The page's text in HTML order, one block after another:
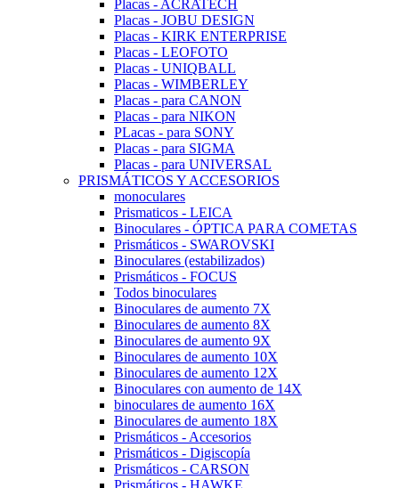
Placas - ACRATECH
Placas - JOBU DESIGN
Placas - KIRK ENTERPRISE
Placas - LEOFOTO
Placas - UNIQBALL
Placas - WIMBERLEY
Placas - para CANON
Placas - para NIKON
PLacas - para SONY
Placas - para SIGMA
Placas - para UNIVERSAL
PRISMÁTICOS Y ACCESORIOS
monoculares
Prismaticos - LEICA
Binoculares - ÓPTICA PARA COMETAS
Prismáticos - SWAROVSKI
Binoculares (estabilizados)
Prismáticos - FOCUS
Todos binoculares
Binoculares de aumento 7X
Binoculares de aumento 8X
Binoculares de aumento 9X
Binoculares de aumento 10X
Binoculares de aumento 12X
Binoculares con aumento de 14X
binoculares de aumento 16X
Binoculares de aumento 18X
Prismáticos - Accesorios
Prismáticos - Digiscopía
Prismáticos - CARSON
Prismáticos - HAWKE